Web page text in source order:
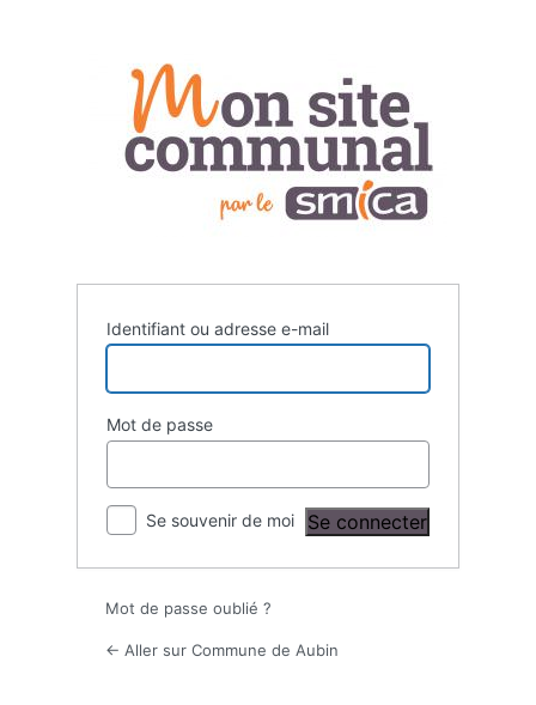
connecter
Identifiant ou adresse e-mail
Mot de passe
Se souvenir de moi
Mot de passe oublié ?
← Aller sur Commune de Aubin